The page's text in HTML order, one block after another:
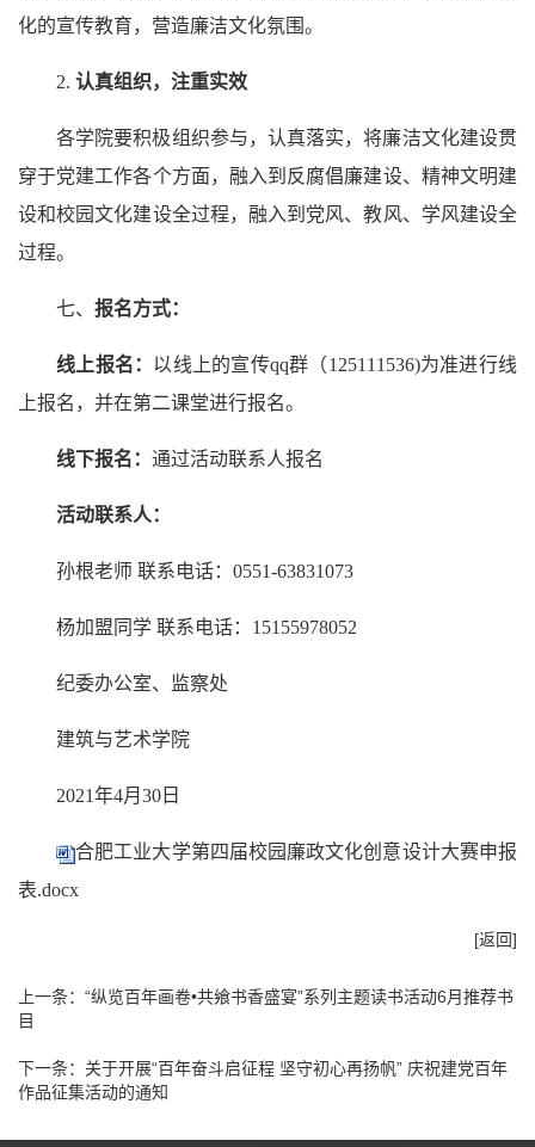
化的宣传教育，营造廉洁文化氛围。
2. 认真组织，注重实效
各学院要积极组织参与，认真落实，将廉洁文化建设贯
穿于党建工作各个方面，融入到反腐倡廉建设、精神文明建
设和校园文化建设全过程，融入到党风、教风、学风建设全
过程。
七、 报名方式：
线上报名： 以线上的宣传qq群（125111536)为准进行线
上报名，并在第二课堂进行报名。
线下报名： 通过活动联系人报名
活动联系人：
孙根老师 联系电话：0551-63831073
杨加盟同学 联系电话：15155978052
纪委办公室、监察处
建筑与艺术学院
2021年4月30日
合肥工业大学第四届校园廉政文化创意设计大赛申报
表.docx
[返回]
上一条： “纵览百年画卷•共飨书香盛宴”系列主题读书活动6月推荐书
目
下一条： 关于开展“百年奋斗启征程 坚守初心再扬帆” 庆祝建党百年
作品征集活动的通知